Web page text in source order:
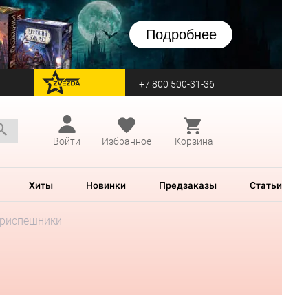
Подробнее
перейти на Zvezda +7 800 500-31-36
Войти
Избранное Корзина
Хиты Новинки Предзаказы Статьи